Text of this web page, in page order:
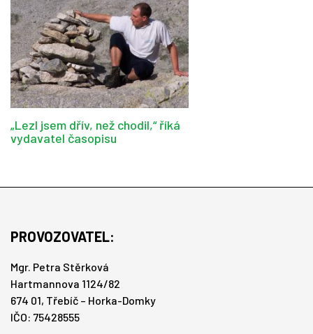
„Lezl jsem dřív, než chodil,“ říká
vydavatel časopisu
PROVOZOVATEL:
Mgr. Petra Stěrková
Hartmannova 1124/82
674 01, Třebíč – Horka-Domky
IČO: 75428555